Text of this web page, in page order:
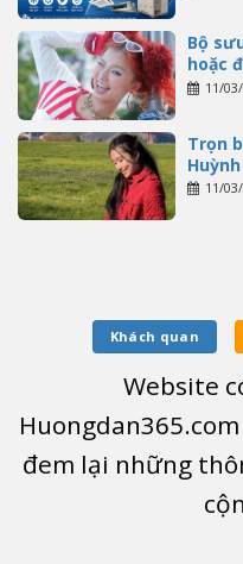
Bộ
hoặc
11/
Trọn
11/
Khách quan
Website
đem lại những